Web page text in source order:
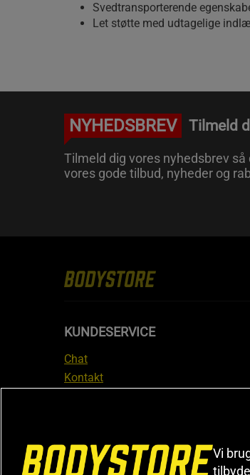
Svedtransporterende
Let støtte med udtagelige
NYHEDSBREV Tilmeld
Tilmeld dig vores nyhedsbrev så
vores gode tilbud, nyheder og
KUNDESERVICE
Chat
Kontakt
FAQ
Vi